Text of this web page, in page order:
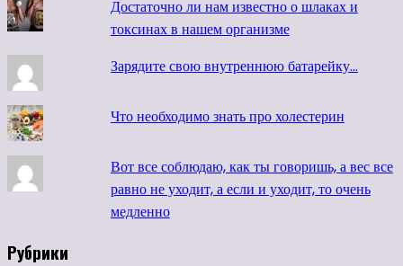
Достаточно ли нам известно о шлаках и
токсинах в нашем организме
Зарядите свою внутреннюю батарейку…
Что необходимо знать про холестерин
Вот все соблюдаю, как ты говоришь, а вес все
равно не уходит, а если и уходит, то очень
медленно
Рубрики